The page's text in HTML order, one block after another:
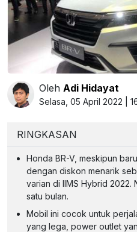
Oleh Adi Hidayat
Selasa, 05 April 2022 |
RINGKASAN
Honda BR-V, meskipun
dengan diskon menarik
varian di IIMS Hybrid 2022.
satu bulan.
Mobil ini cocok untuk
yang lega, power outlet